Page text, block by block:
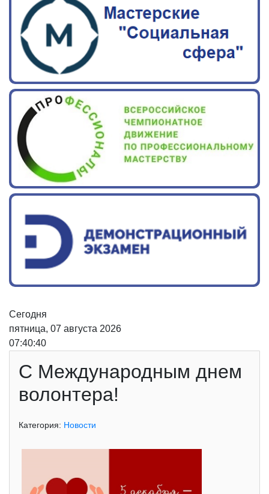
Сегодня
пятница, 07 августа 2026
07:40:40
С Международным днем
волонтера!
Категория: Новости